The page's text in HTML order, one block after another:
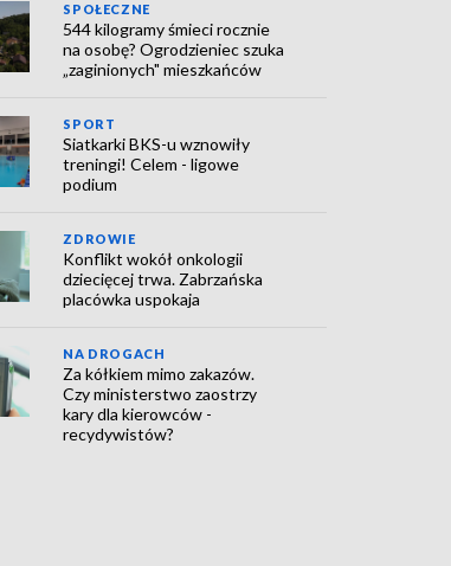
SPOŁECZNE
544 kilogramy śmieci rocznie
na osobę? Ogrodzieniec szuka
„zaginionych" mieszkańców
SPORT
Siatkarki BKS-u wznowiły
treningi! Celem - ligowe
podium
ZDROWIE
Konflikt wokół onkologii
dziecięcej trwa. Zabrzańska
placówka uspokaja
NA DROGACH
Za kółkiem mimo zakazów.
Czy ministerstwo zaostrzy
kary dla kierowców -
recydywistów?